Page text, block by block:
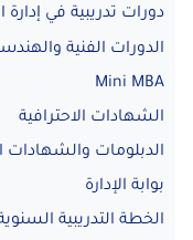
دورات تدريبية في
الدورات الفنية
Mini MBA
الشهادات الاحترافية
الدبلومات والشهادات
بوابة الإدارة
الخطة التدريبية السنوية